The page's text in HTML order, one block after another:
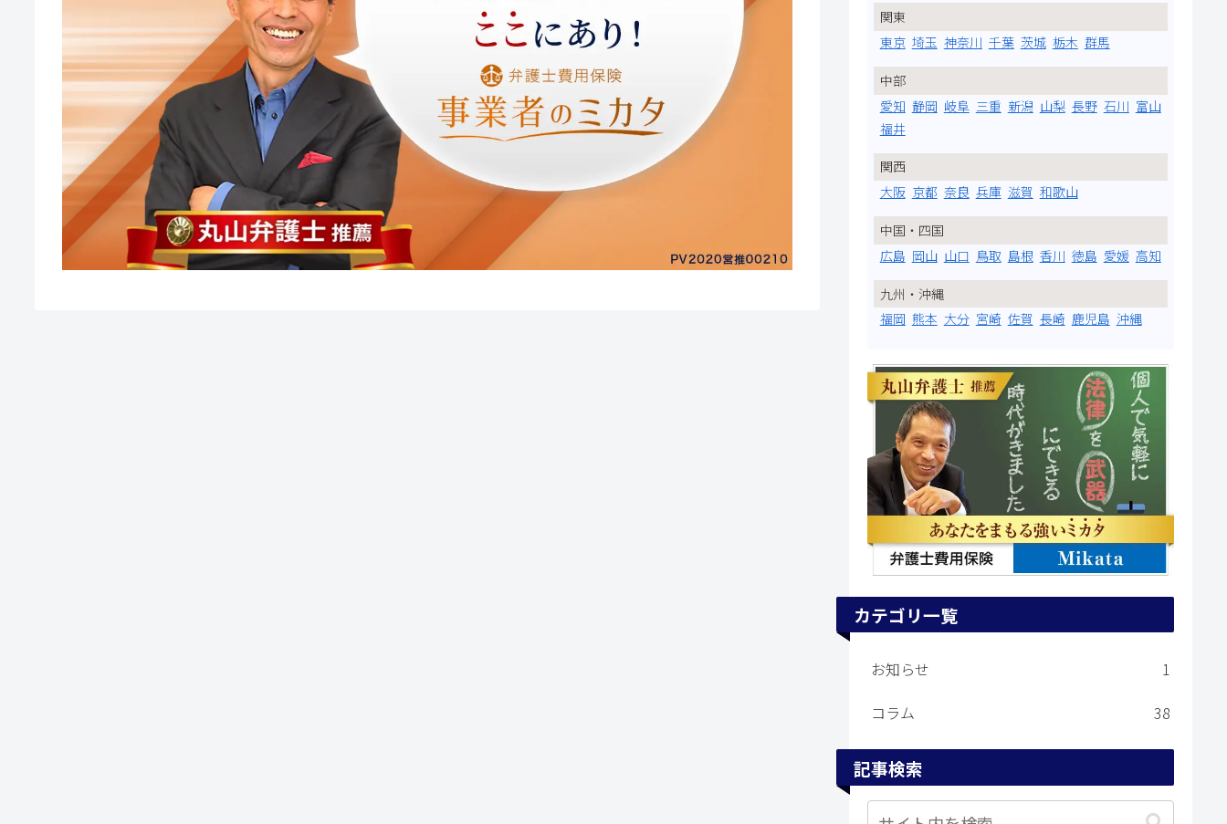
関東
東京 埼玉 神奈川 千葉 茨城 栃木 群馬
中部
愛知 静岡 岐阜 三重 新潟 山梨 長野 石川 富山
福井
関西
大阪 京都 奈良 兵庫 滋賀 和歌山
中国・四国
広島 岡山 山口 鳥取 島根 香川 徳島 愛媛 高知
九州・沖縄
福岡 熊本 大分 宮崎 佐賀 長崎 鹿児島 沖縄
カテゴリ一覧
お知らせ
1
コラム
38
記事検索